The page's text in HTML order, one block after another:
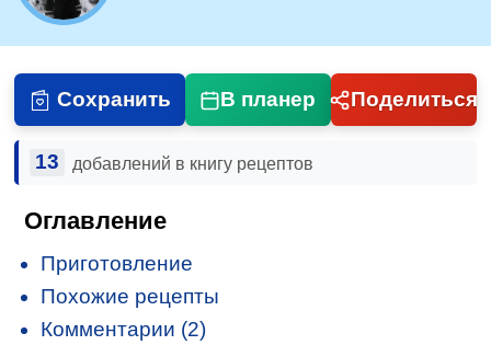
Сохранить В планер Поделиться
13 добавлений в книгу рецептов
Оглавление
Приготовление
Похожие рецепты
Комментарии (2)